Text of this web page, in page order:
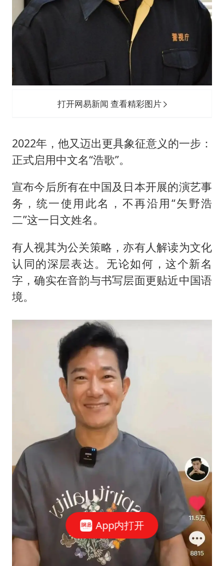
打开网易新闻 查看精彩图片
2022年，他又迈出更具象征意义的一步：
正式启用中文名“浩歌”。
宣布今后所有在中国及日本开展的演艺事
务，统一使用此名，不再沿用“矢野浩
二”这一日文姓名。
有人视其为公关策略，亦有人解读为文化
认同的深层表达。无论如何，这个新名
字，确实在音韵与书写层面更贴近中国语
境。
App内打开